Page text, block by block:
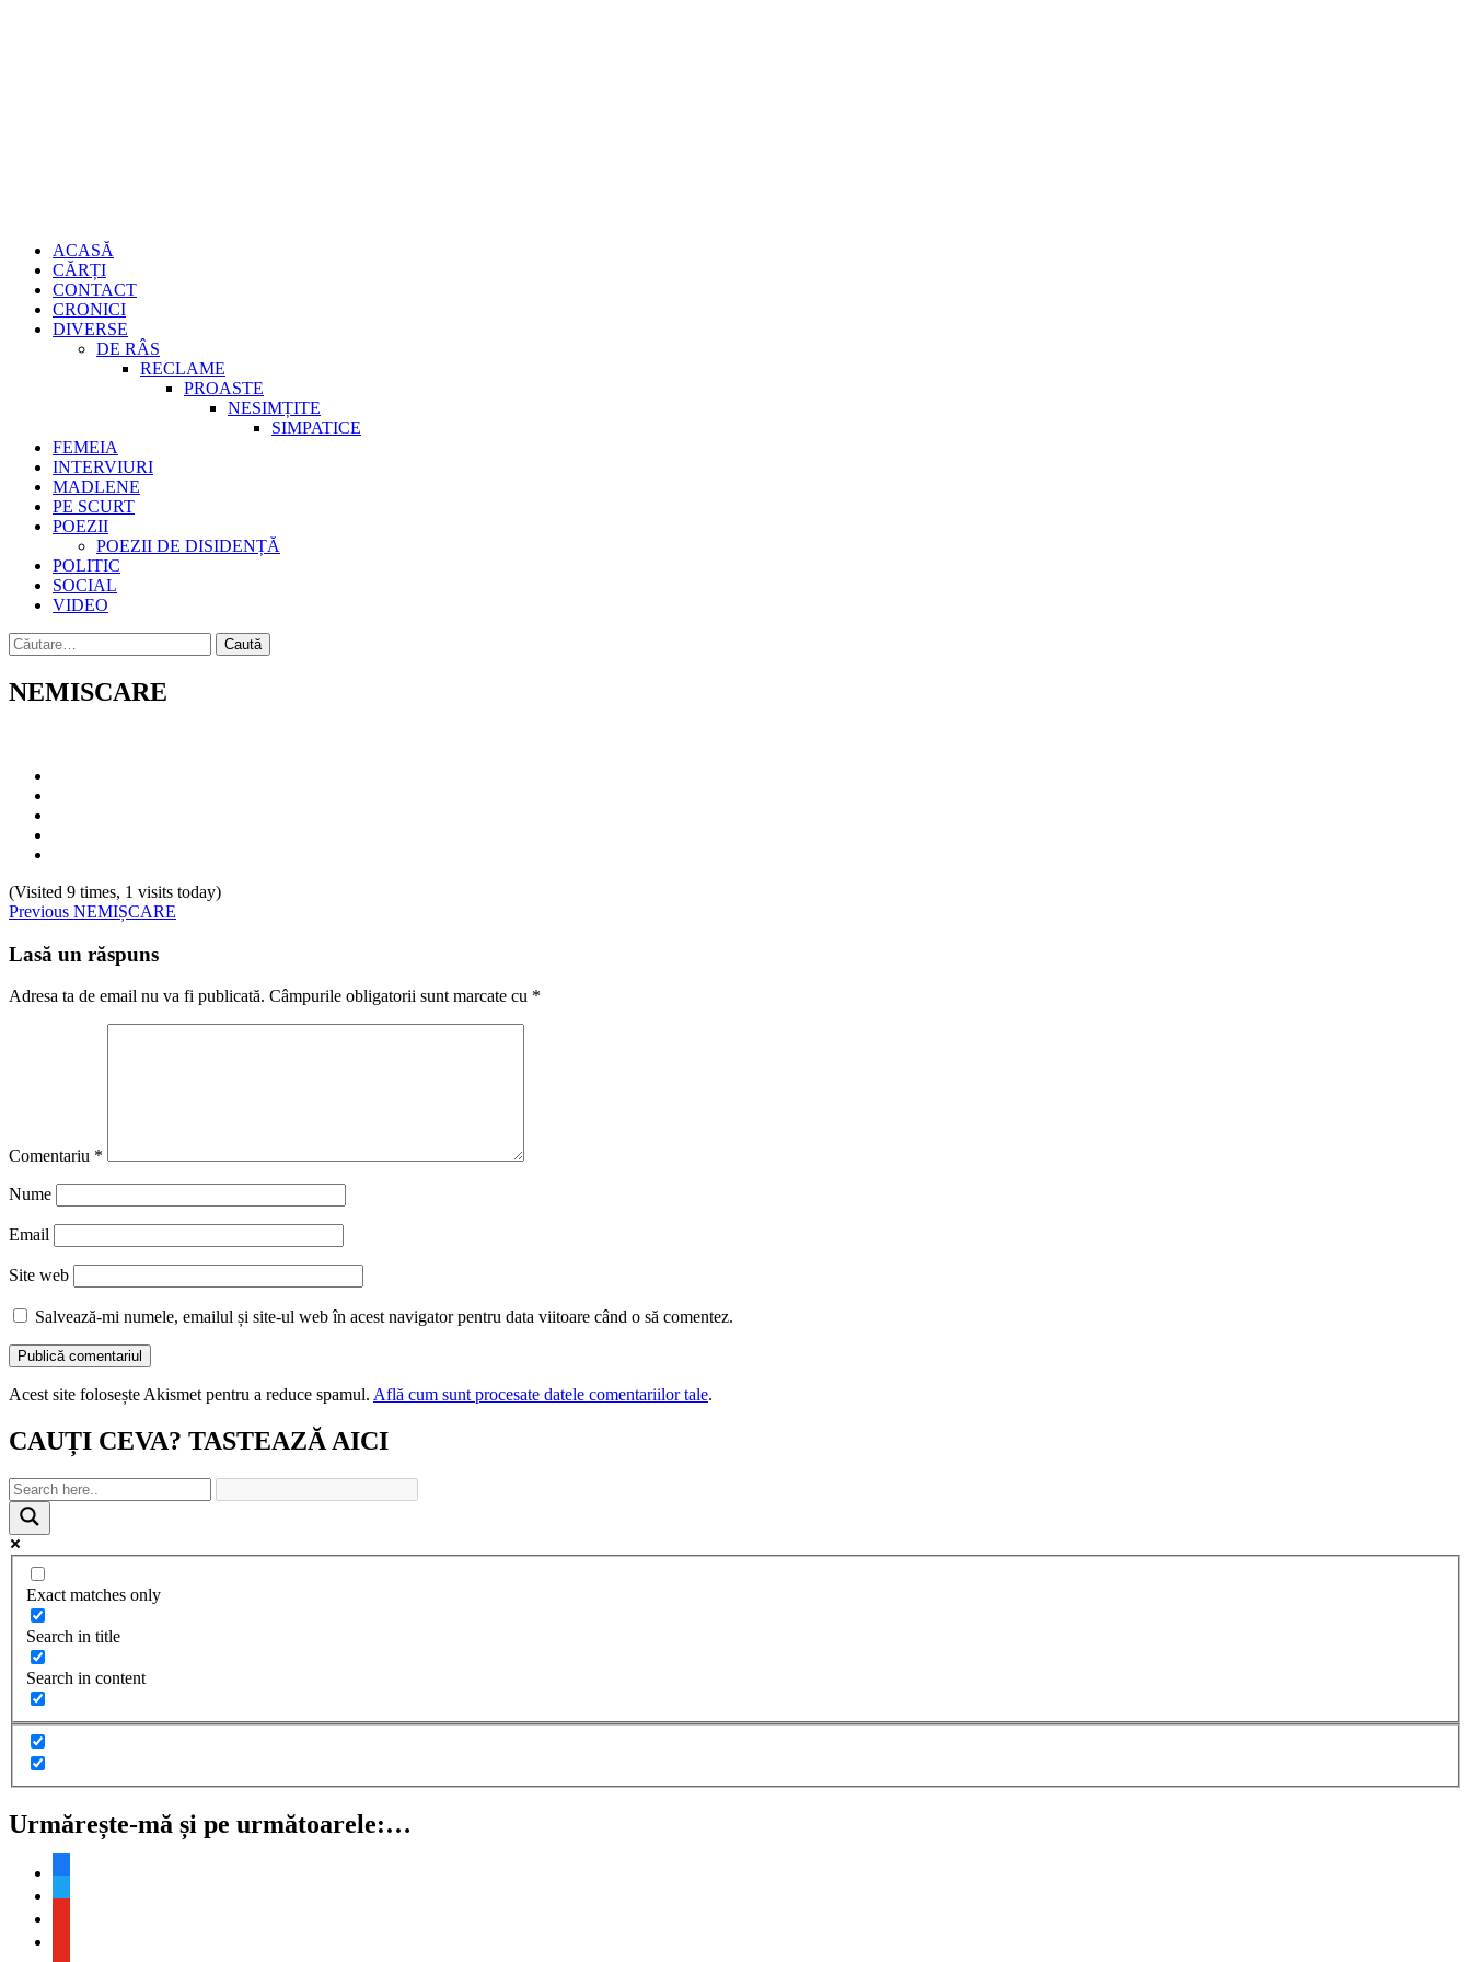
Primary
Menu
ACASĂ
CĂRȚI
CONTACT
CRONICI
DIVERSE
DE RÂS
RECLAME
PROASTE
NESIMȚITE
SIMPATICE
FEMEIA
INTERVIURI
MADLENE
PE SCURT
POEZII
POEZII DE DISIDENȚĂ
POLITIC
SOCIAL
VIDEO
Caută
după:
NEMISCARE
(Visited 9 times, 1 visits today)
Continue
Reading
Previous NEMIȘCARE
Lasă un răspuns
Adresa ta de email nu va fi publicată. Câmpurile obligatorii sunt marcate cu *
Comentariu *
Nume
Email
Site web
Salvează-mi numele, emailul și site-ul web în acest navigator pentru data viitoare când o să comentez.
Acest site folosește Akismet pentru a reduce spamul. Află cum sunt procesate datele comentariilor tale.
CAUȚI CEVA? TASTEAZĂ AICI
Exact matches only
Search in title
Search in content
Urmărește-mă și pe următoarele:…